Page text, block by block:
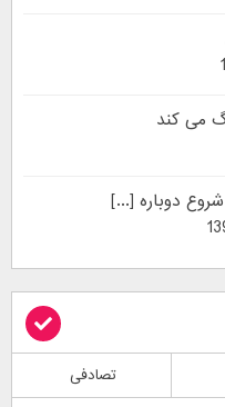
دوباره [...]
تصادفی